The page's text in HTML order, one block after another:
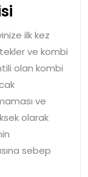
Beko
Servisi
ilk kez
ve kombi
olan kombi
ve
olarak
sebep